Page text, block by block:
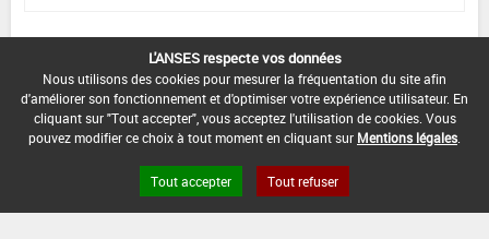
[12705902]
Vigne*Désherbage*Cult.
Installées
DOSE MAX
D'EMPLOI
NOMBRE MAX
D'APPLICATION
DÉLAIS AVANT
RÉCOLTE
- -
L'ANSES respecte vos données
Nous utilisons des cookies pour mesurer la fréquentation du site afin
d'améliorer son fonctionnement et d'optimiser votre expérience utilisateur. En
cliquant sur "Tout accepter", vous acceptez l'utilisation de cookies. Vous
pouvez modifier ce choix à tout moment en cliquant sur Mentions légales
Tout accepter Tout refuser